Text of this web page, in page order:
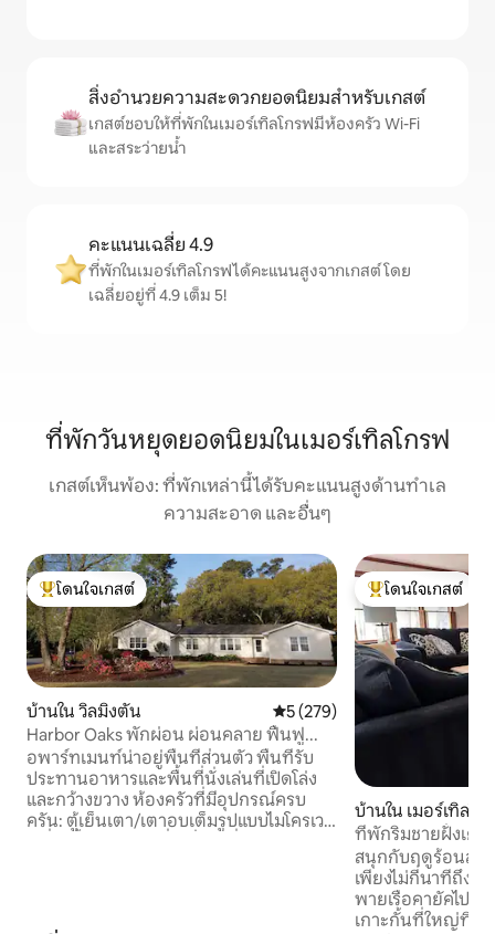
สิ่งอำนวยความสะดวกยอดนิยมสำหรับเกสต์
เกสต์ชอบให้ที่พักในเมอร์เทิลโกรฟมีห้องครัว Wi-Fi
และสระว่ายน้ำ
คะแนนเฉลี่ย 4.9
ที่พักในเมอร์เทิลโกรฟได้คะแนนสูงจากเกสต์ โดย
เฉลี่ยอยู่ที่ 4.9 เต็ม 5!
ที่พักวันหยุดยอดนิยมในเมอร์เทิลโกรฟ
เกสต์เห็นพ้อง: ที่พักเหล่านี้ได้รับคะแนนสูงด้านทำเล
ความสะอาด และอื่นๆ
โดนใจเกสต์ที่สุด
โดนใจเกสต์
บ้านใน วิลมิงตัน คะแนนเฉลี่ย 5 จาก 5, 279 รีวิว
5 (279)
Harbor Oaks พักผ่อน ผ่อนคลาย ฟื้นฟู...
อพาร์ทเมนท์น่าอยู่พื้นที่ส่วนตัว พื้นที่รับ
ประทานอาหารและพื้นที่นั่งเล่นที่เปิดโล่ง
และกว้างขวาง ห้องครัวที่มีอุปกรณ์ครบ
ครัน: ตู้เย็นเตา/เตาอบเต็มรูปแบบไมโครเวฟ
ใหญ่ขนาดใหญ่พร้อมเตียงขนาดคิงไซส์หรือ
โดนใจเกสต์ที่สุด
โดนใจเกสต์
บ้านใน เมอร์เทิลโก
ที่พักริมชายฝั่งเคป
สนุกกับฤดูร้อนสุด
เพียงไม่กี่นาทีถึงแค
พายเรือคายัคไปยัง
เกาะกั้นที่ใหญ่ที่สุด